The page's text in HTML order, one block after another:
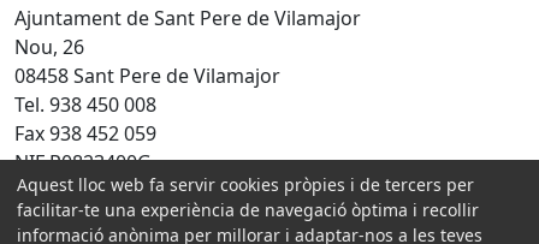
Ajuntament de Sant Pere de Vilamajor
Nou, 26
08458 Sant Pere de Vilamajor
Tel. 938 450 008
Fax 938 452 059
NIF P0823400G
Amb la col·laboració de:
Aquest lloc web fa servir cookies pròpies i de tercers per
facilitar-te una experiència de navegació òptima i recollir
informació anònima per millorar i adaptar-nos a les teves